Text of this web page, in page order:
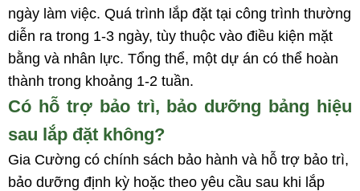
ngày làm việc. Quá trình lắp đặt tại công trình thường
diễn ra trong 1-3 ngày, tùy thuộc vào điều kiện mặt
bằng và nhân lực. Tổng thể, một dự án có thể hoàn
thành trong khoảng 1-2 tuần.
Có hỗ trợ bảo trì, bảo dưỡng bảng hiệu
sau lắp đặt không?
Gia Cường có chính sách bảo hành và hỗ trợ bảo trì,
bảo dưỡng định kỳ hoặc theo yêu cầu sau khi lắp